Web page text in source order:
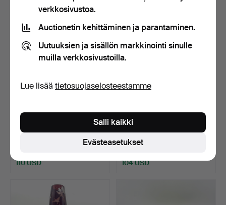
MESTARITEOS:
KÄSINTEHDYT MURA…
110 USD
LIVIO SEGUSO. LIVIO
SEGUSO: LASINEN
KALAHA…
Myyty 10 touko 2024
104 USD
verkkosivustoa.
Auctionetin kehittäminen ja parantaminen.
Uutuuksien ja sisällön markkinointi sinulle
muilla verkkosivustoilla.
Lue lisää tietosuojaselosteestamme
Evästeasetukset
Salli kaikki